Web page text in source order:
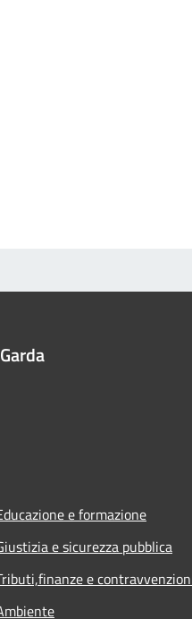
e formazione
e sicurezza pubblica
e